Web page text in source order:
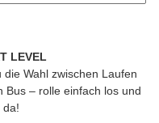
LEVEL
die Wahl zwischen Laufen
Bus – rolle einfach los und
da!